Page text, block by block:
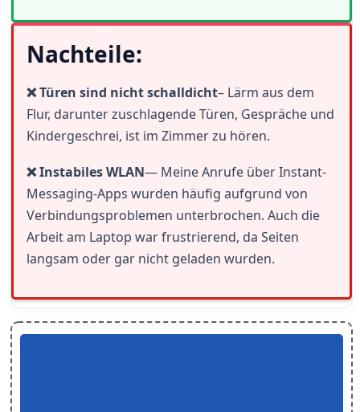
Nachteile:
❌ Türen sind nicht schalldicht– Lärm aus dem
Flur, darunter zuschlagende Türen, Gespräche und
Kindergeschrei, ist im Zimmer zu hören.
❌ Instabiles WLAN— Meine Anrufe über Instant-
Messaging-Apps wurden häufig aufgrund von
Verbindungsproblemen unterbrochen. Auch die
Arbeit am Laptop war frustrierend, da Seiten
langsam oder gar nicht geladen wurden.